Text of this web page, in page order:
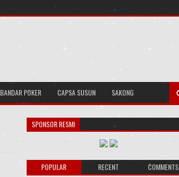
BANDAR POKER CAPSA SUSUN SAKONG
SPONSOR RESMI
POPULAR RECENT COMMENTS